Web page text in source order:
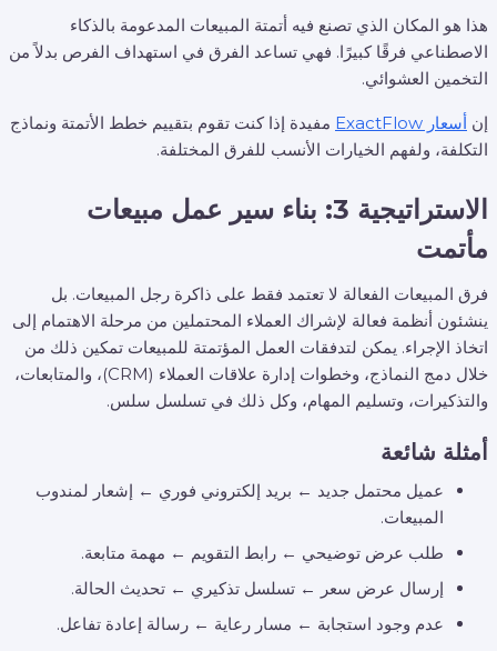
هذا هو المكان الذي تصنع فيه أتمتة المبيعات المدعومة بالذكاء
الاصطناعي فرقًا كبيرًا. فهي تساعد الفرق في استهداف الفرص بدلاً من
التخمين العشوائي.
إن أسعار ExactFlow
مفيدة إذا كنت تقوم بتقييم خطط الأتمتة ونماذج
التكلفة، ولفهم الخيارات الأنسب للفرق المختلفة.
الاستراتيجية 3: بناء سير عمل مبيعات
مأتمت
فرق المبيعات الفعالة لا تعتمد فقط على ذاكرة رجل المبيعات. بل
ينشئون أنظمة فعالة لإشراك العملاء المحتملين من مرحلة الاهتمام إلى
اتخاذ الإجراء. يمكن لتدفقات العمل المؤتمتة للمبيعات تمكين ذلك من
خلال دمج النماذج، وخطوات إدارة علاقات العملاء (CRM)، والمتابعات،
والتذكيرات، وتسليم المهام، وكل ذلك في تسلسل سلس.
أمثلة شائعة
عميل محتمل جديد ← بريد إلكتروني فوري ← إشعار لمندوب
المبيعات.
طلب عرض توضيحي ← رابط التقويم ← مهمة متابعة.
إرسال عرض سعر ← تسلسل تذكيري ← تحديث الحالة.
عدم وجود استجابة ← مسار رعاية ← رسالة إعادة تفاعل.